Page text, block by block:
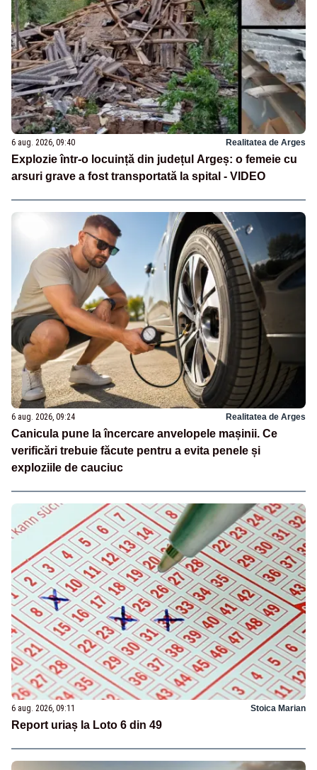
6 aug. 2026, 09:40 Realitatea de Arges
Explozie într-o locuință din județul Argeș: o femeie cu
arsuri grave a fost transportată la spital - VIDEO
6 aug. 2026, 09:24 Realitatea de Arges
Canicula pune la încercare anvelopele mașinii. Ce
verificări trebuie făcute pentru a evita penele și
exploziile de cauciuc
6 aug. 2026, 09:11 Stoica Marian
Report uriaș la Loto 6 din 49